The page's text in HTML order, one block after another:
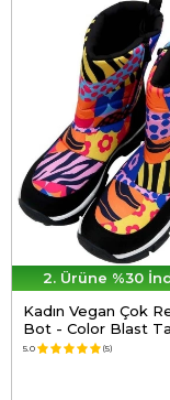
2. Ürüne %30
Kadın Vegan Çok
Bot - Color Blast
5.0 (5)